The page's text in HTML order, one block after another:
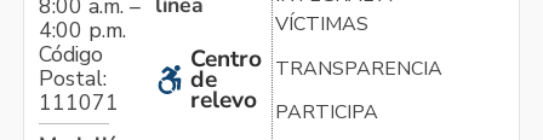
4:00 p.m.
Código
Postal:
111071
Centro
de
relevo
VÍCTIMAS
TRANSPARENCIA
PARTICIPA